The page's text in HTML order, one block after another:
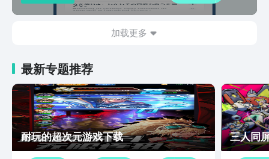
加载更多
最新专题推荐
耐玩的超次元游戏下载 三人同